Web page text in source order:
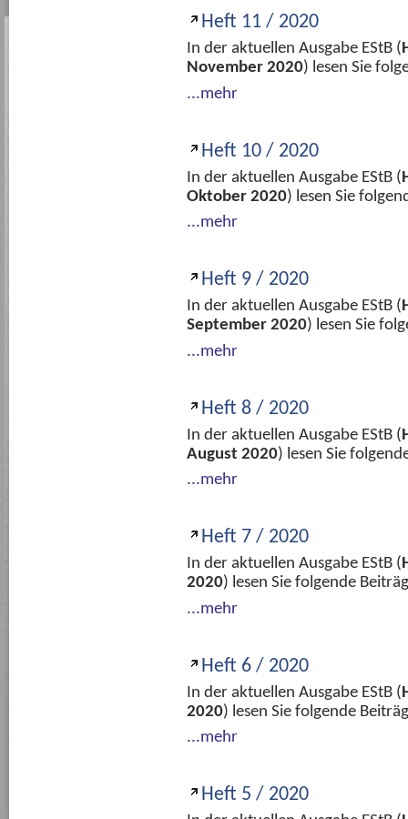
Heft 11 / 2020
In der aktuellen Ausgabe EStB (
November 2020) lesen Sie
...mehr
Heft 10 / 2020
In der aktuellen Ausgabe EStB (
Oktober 2020) lesen Sie
...mehr
Heft 9 / 2020
In der aktuellen Ausgabe EStB (
September 2020) lesen Sie
...mehr
Heft 8 / 2020
In der aktuellen Ausgabe EStB (
August 2020) lesen Sie
...mehr
Heft 7 / 2020
In der aktuellen Ausgabe EStB (
2020) lesen Sie folgende
...mehr
Heft 6 / 2020
In der aktuellen Ausgabe EStB (
2020) lesen Sie folgende
...mehr
Heft 5 / 2020